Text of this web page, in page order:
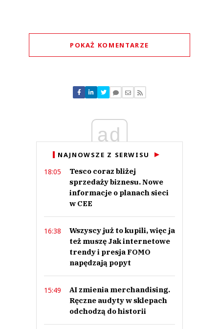
POKAŻ KOMENTARZE
Nie znaleziono komentarzy
Zostaw swoje komentarze
Anuluj
ad
NAJNOWSZE Z SERWISU
18:05
Tesco coraz bliżej
sprzedaży biznesu. Nowe
informacje o planach sieci
w CEE
16:38
Wszyscy już to kupili, więc ja
też muszę Jak internetowe
trendy i presja FOMO
napędzają popyt
15:49
AI zmienia merchandising.
Ręczne audyty w sklepach
odchodzą do historii